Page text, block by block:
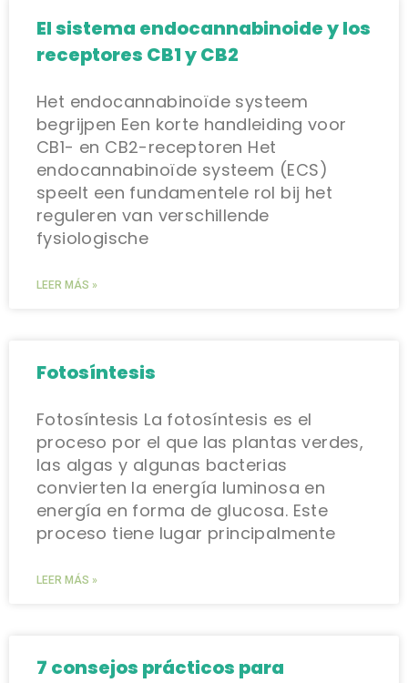
El sistema endocannabinoide y los
receptores CB1 y CB2
Het endocannabinoïde systeem
begrijpen Een korte handleiding voor
CB1- en CB2-receptoren Het
endocannabinoïde systeem (ECS)
speelt een fundamentele rol bij het
reguleren van verschillende
fysiologische
LEER MÁS »
Fotosíntesis
Fotosíntesis La fotosíntesis es el
proceso por el que las plantas verdes,
las algas y algunas bacterias
convierten la energía luminosa en
energía en forma de glucosa. Este
proceso tiene lugar principalmente
LEER MÁS »
7 consejos prácticos para